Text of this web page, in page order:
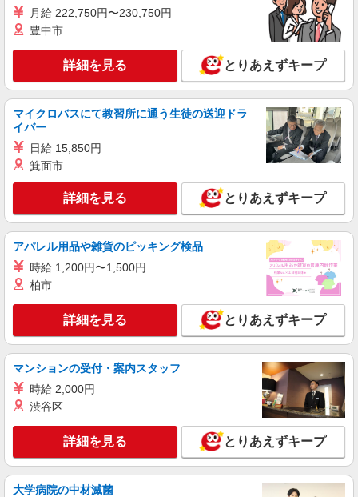
時給1200円 ※交通費実費支給／当社規定あ
り。
茨城県古河市 ≪無料駐車場完備≫マイカー通
勤OK
キープ 詳細を見る
派遣社員
ランスタッド株式会社 古河支店（古河事業所）/FKGA105957
時給1320円 月収例：95040円＝1320円×6時間
×12日勤務の場合＋交通費別途支給 ※交通費実費
支給／当社規定あり。
茨城県古河市 マイカー通勤OK/駐車場完備
キープ 詳細を見る
派遣社員
ランスタッド株式会社 古河支店（古河事業所）/FKGA105958
仕分け・ピッキング・梱包
時給1320円 月収例：95040円＝1320円×6時間
×12日勤務の場合＋交通費別途支給 ※交通費実費
支給／当社規定あり。
茨城県古河市 マイカー通勤OK/駐車場完備
詳細を見る
ランスタッド株式会社 古河支店（古河事業所）/FKGA105970
仕分け・ピッキング・梱包
月給 222,750円〜230,750円
豊中市
詳細を見る とりあえずキープ
マイクロバスにて教習所に通う生徒の送迎ドラ
イバー
日給 15,850円
箕面市
詳細を見る とりあえずキープ
アパレル用品や雑貨のピッキング検品
時給 1,200円〜1,500円
柏市
詳細を見る とりあえずキープ
マンションの受付・案内スタッフ
時給 2,000円
渋谷区
詳細を見る とりあえずキープ
大学病院の中材滅菌